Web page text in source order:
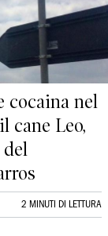
cocaina nel
cane Leo,
2 MINUTI DI LETTURA